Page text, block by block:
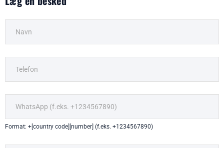
Format: +[country code][number] (f.eks. +1234567890)